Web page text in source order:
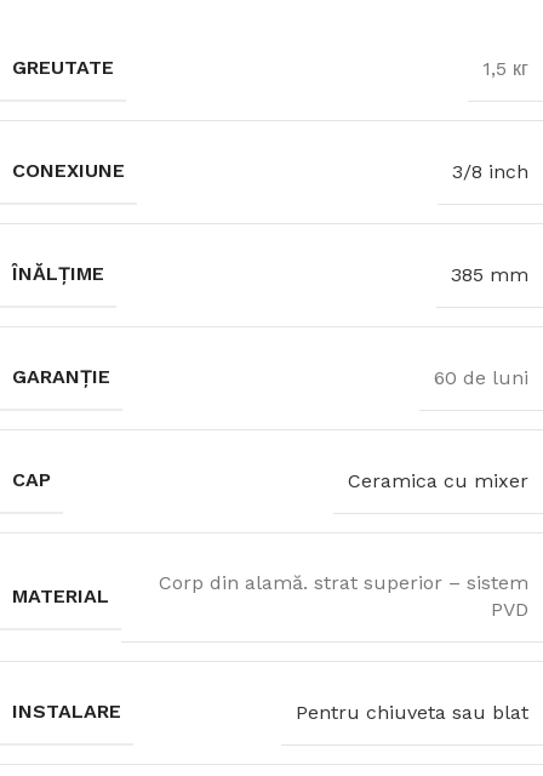
GREUTATE 1,5 кг
CONEXIUNE 3/8 inch
ÎNĂLȚIME 385 mm
GARANȚIE 60 de luni
CAP Ceramica cu mixer
MATERIAL
Corp din alamă. strat superior – sistem
PVD
INSTALARE Pentru chiuveta sau blat